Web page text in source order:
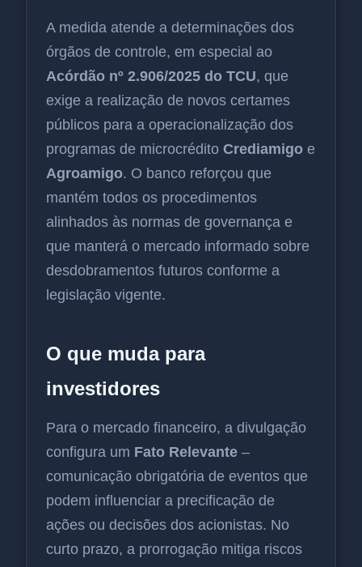
A medida atende a determinações dos
órgãos de controle, em especial ao
Acórdão nº 2.906/2025 do TCU, que
exige a realização de novos certames
públicos para a operacionalização dos
programas de microcrédito Crediamigo e
Agroamigo. O banco reforçou que
mantém todos os procedimentos
alinhados às normas de governança e
que manterá o mercado informado sobre
desdobramentos futuros conforme a
legislação vigente.
O que muda para
investidores
Para o mercado financeiro, a divulgação
configura um Fato Relevante –
comunicação obrigatória de eventos que
podem influenciar a precificação de
ações ou decisões dos acionistas. No
curto prazo, a prorrogação mitiga riscos